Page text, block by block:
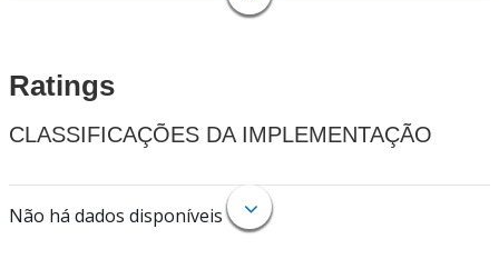
Ratings
CLASSIFICAÇÕES DA IMPLEMENTAÇÃO
Não há dados disponíveis